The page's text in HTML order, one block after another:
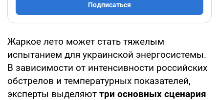
Подписаться
Жаркое лето может стать тяжелым
испытанием для украинской энергосистемы.
В зависимости от интенсивности российских
обстрелов и температурных показателей,
эксперты выделяют три основных сценария